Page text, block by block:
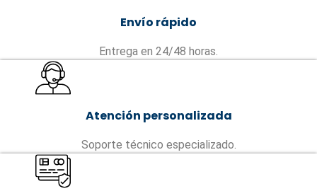
Envío rápido
Entrega en 24/48 horas.
Atención personalizada
Soporte técnico especializado.